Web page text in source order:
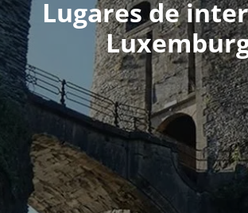
Lugares de